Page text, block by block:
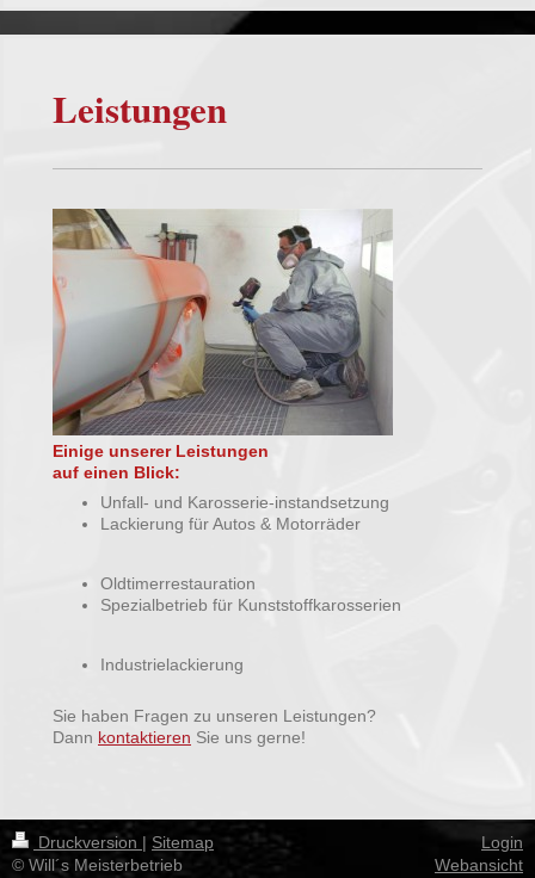
Leistungen
Einige unserer Leistungen
auf einen Blick:
Unfall- und Karosserie-instandsetzung
Lackierung für Autos & Motorräder
Oldtimerrestauration
Spezialbetrieb für Kunststoffkarosserien
Industrielackierung
Sie haben Fragen zu unseren Leistungen?
Dann kontaktieren Sie uns gerne!
Druckversion | Sitemap
© Will´s Meisterbetrieb
Login
Webansicht